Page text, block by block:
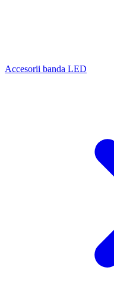
Accesorii banda LED